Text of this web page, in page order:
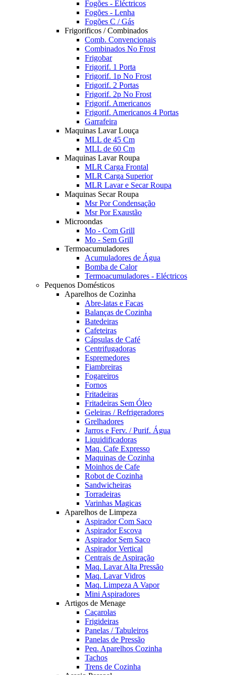
Fogões - Eléctricos
Fogões - Lenha
Fogões C / Gás
Frigorificos / Combinados
Comb. Convencionais
Combinados No Frost
Frigobar
Frigorif. 1 Porta
Frigorif. 1p No Frost
Frigorif. 2 Portas
Frigorif. 2p No Frost
Frigorif. Americanos
Frigorif. Americanos 4 Portas
Garrafeira
Maquinas Lavar Louça
MLL de 45 Cm
MLL de 60 Cm
Maquinas Lavar Roupa
MLR Carga Frontal
MLR Carga Superior
MLR Lavar e Secar Roupa
Maquinas Secar Roupa
Msr Por Condensação
Msr Por Exaustão
Microondas
Mo - Com Grill
Mo - Sem Grill
Termoacumuladores
Acumuladores de Água
Bomba de Calor
Termoacumuladores - Eléctricos
Pequenos Domésticos
Aparelhos de Cozinha
Abre-latas e Facas
Balanças de Cozinha
Batedeiras
Cafeteiras
Cápsulas de Café
Centrifugadoras
Espremedores
Fiambreiras
Fogareiros
Fornos
Fritadeiras
Fritadeiras Sem Óleo
Geleiras / Refrigeradores
Grelhadores
Jarros e Ferv. / Purif. Água
Liquidificadoras
Maq. Cafe Expresso
Maquinas de Cozinha
Moinhos de Cafe
Robot de Cozinha
Sandwicheiras
Torradeiras
Varinhas Magicas
Aparelhos de Limpeza
Aspirador Com Saco
Aspirador Escova
Aspirador Sem Saco
Aspirador Vertical
Centrais de Aspiração
Maq. Lavar Alta Pressão
Maq. Lavar Vidros
Maq. Limpeza A Vapor
Mini Aspiradores
Artigos de Menage
Caçarolas
Frigideiras
Panelas / Tabuleiros
Panelas de Pressão
Peq. Aparelhos Cozinha
Tachos
Trens de Cozinha